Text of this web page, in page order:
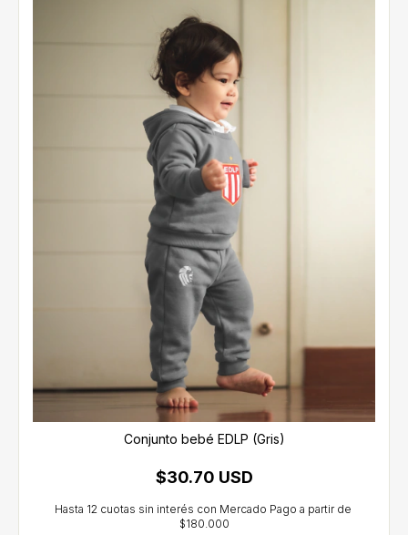
Conjunto bebé EDLP (Gris)
$30.70 USD